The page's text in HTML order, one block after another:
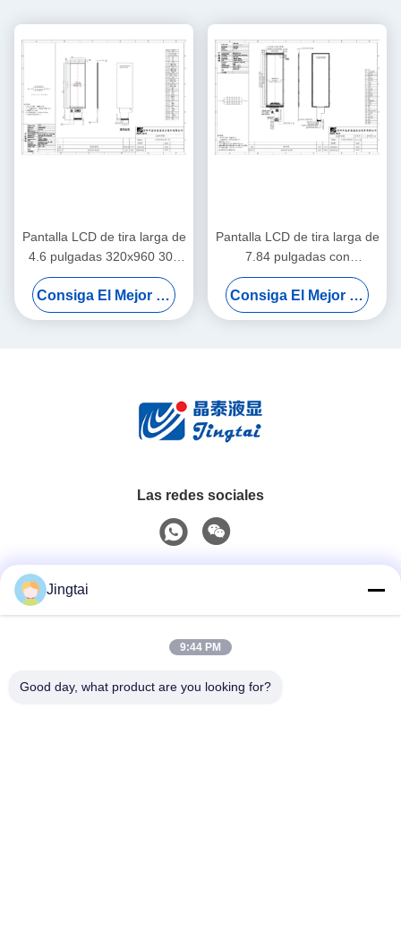
Pantalla LCD de tira larga de
4.6 pulgadas 320x960 300
cd/m2 Luminancia IPS
Ángulo de visión completo
Consiga El Mejor Precio
Pantalla LCD de tira larga de
7.84 pulgadas con
resolución de 400x1280 y
400 cd/m2 de luminancia
Consiga El Mejor Precio
Las redes sociales
0086-755-27491128
Jingtai
9:44 PM
Good day, what product are you looking for?